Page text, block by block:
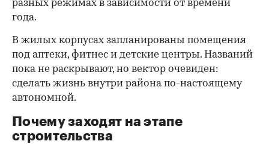
разных режимах в зависимости от времени
года.
В жилых корпусах запланированы помещения
под аптеки, фитнес и детские центры. Названий
пока не раскрывают, но вектор очевиден:
сделать жизнь внутри района по-настоящему
автономной.
Почему заходят на этапе
строительства